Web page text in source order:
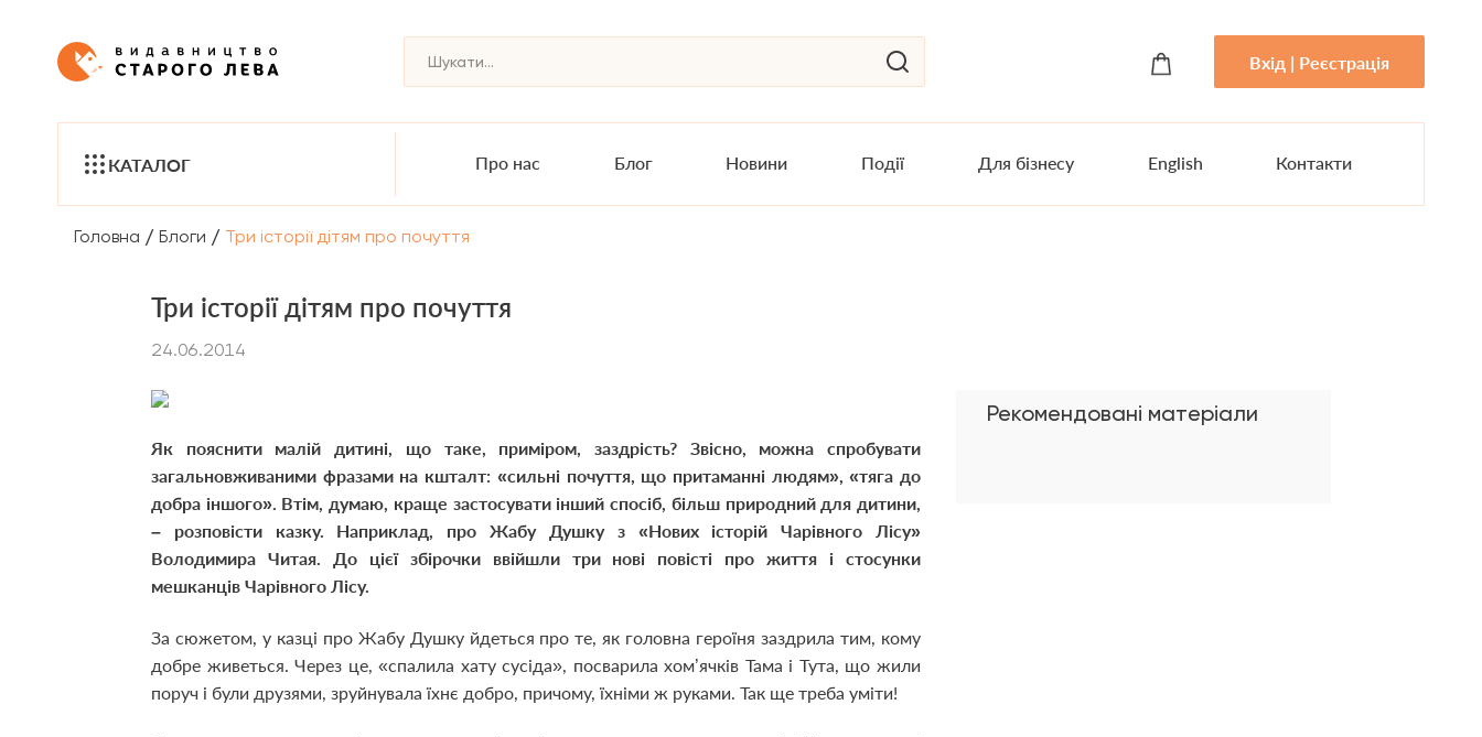
Вхід | Реєстрація
КАТАЛОГ Про нас Блог Новини Події Для бізнесу English Контакти
Головна / Блоги / Три історії дітям про почуття
Три історії дітям про почуття
24.06.2014
Як пояснити малій дитині, що таке, приміром, заздрість? Звісно, можна спробувати
загальновживаними фразами на кшталт: «сильні почуття, що притаманні людям», «тяга до
добра іншого». Втім, думаю, краще застосувати інший спосіб, більш природний для дитини,
– розповісти казку. Наприклад, про Жабу Душку з «Нових історій Чарівного Лісу»
Володимира Читая. До цієї збірочки ввійшли три нові повісті про життя і стосунки
мешканців Чарівного Лісу.
За сюжетом, у казці про Жабу Душку йдеться про те, як головна героїня заздрила тим, кому
добре живеться. Через це, «спалила хату сусіда», посварила хом’ячків Тама і Тута, що жили
поруч і були друзями, зруйнувала їхнє добро, причому, їхніми ж руками. Так ще треба уміти!
Рекомендовані матеріали